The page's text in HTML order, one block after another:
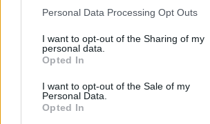
Please note that this website/app uses one
not limited to your visit or usage behaviour.
grant or deny consent to Google and its
use your data for below specified purposes
consent section.
Personal Data Processing Opt Outs
I want to opt-out of the Sharing of my
personal data.
Opted In
I want to opt-out of the Sale of my
Personal Data.
Opted In
Egyre több bizonyíték áll
dohánytermékekről, mint a
alternatívájáról.
Eddig 10, többek között